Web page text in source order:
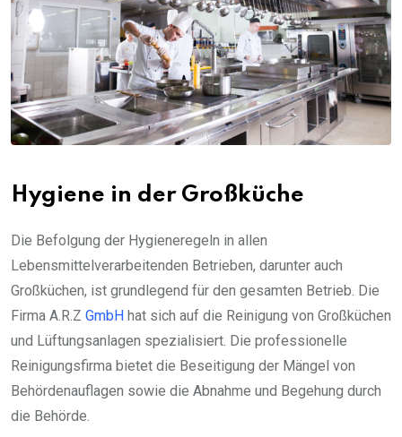
Hygiene in der Großküche
Die Befolgung der Hygieneregeln in allen
Lebensmittelverarbeitenden Betrieben, darunter auch
Großküchen, ist grundlegend für den gesamten Betrieb. Die
Firma A.R.Z GmbH hat sich auf die Reinigung von Großküchen
und Lüftungsanlagen spezialisiert. Die professionelle
Reinigungsfirma bietet die Beseitigung der Mängel von
Behördenauflagen sowie die Abnahme und Begehung durch
die Behörde.